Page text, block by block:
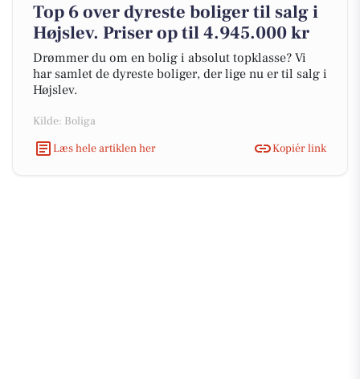
Top 6 over dyreste boliger til salg i
Højslev. Priser op til 4.945.000 kr
Drømmer du om en bolig i absolut topklasse? Vi
har samlet de dyreste boliger, der lige nu er til salg i
Højslev.
Kilde: Boliga
Læs hele artiklen her
Kopiér link